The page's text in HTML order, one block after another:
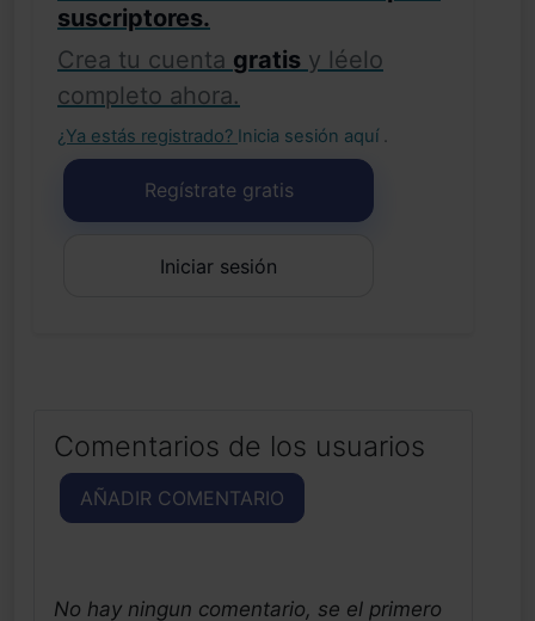
suscriptores.
Crea tu cuenta gratis y léelo
completo ahora.
¿Ya estás registrado? Inicia sesión aquí .
Regístrate gratis
Iniciar sesión
Comentarios de los usuarios
AÑADIR COMENTARIO
No hay ningun comentario, se el primero